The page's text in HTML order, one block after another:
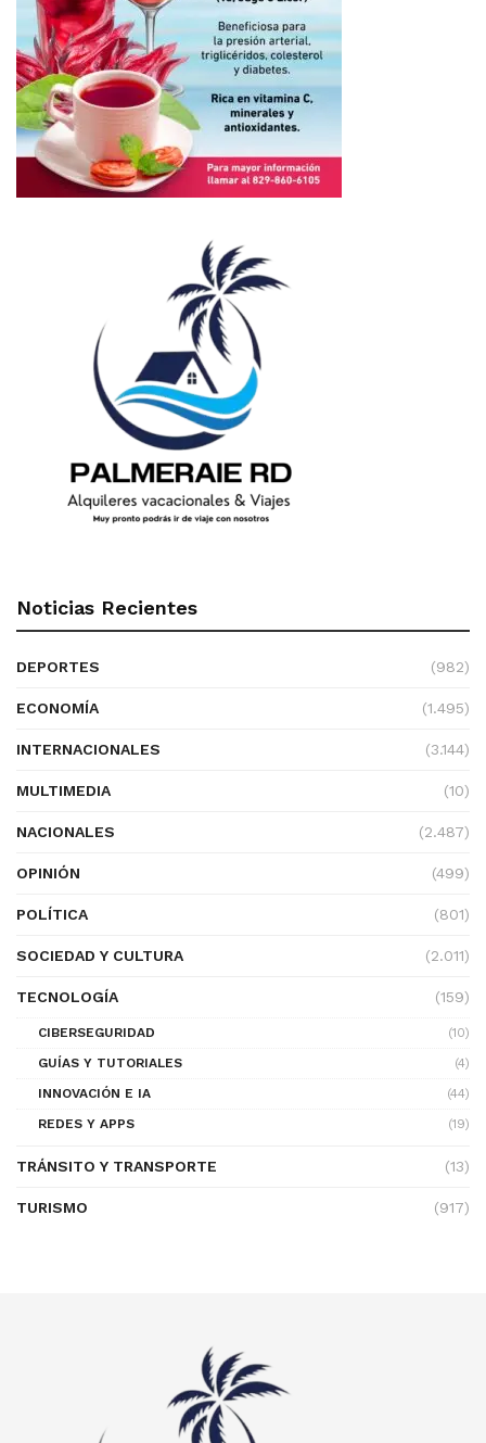
Noticias Recientes
DEPORTES (982)
ECONOMÍA (1.495)
INTERNACIONALES (3.144)
MULTIMEDIA (10)
NACIONALES (2.487)
OPINIÓN (499)
POLÍTICA (801)
SOCIEDAD Y CULTURA (2.011)
TECNOLOGÍA (159)
CIBERSEGURIDAD
(10)
GUÍAS Y TUTORIALES
(4)
INNOVACIÓN E IA
(44)
REDES Y APPS
(19)
TRÁNSITO Y TRANSPORTE (13)
TURISMO (917)